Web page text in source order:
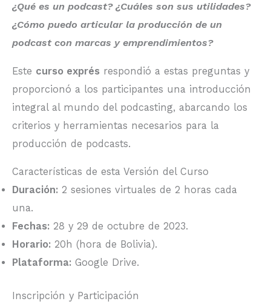
¿Qué es un podcast? ¿Cuáles son sus utilidades?
¿Cómo puedo articular la producción de un
podcast con marcas y emprendimientos?
Este curso exprés respondió a estas preguntas y
proporcionó a los participantes una introducción
integral al mundo del podcasting, abarcando los
criterios y herramientas necesarios para la
producción de podcasts.
Características de esta Versión del Curso
Duración: 2 sesiones virtuales de 2 horas cada
una.
Fechas: 28 y 29 de octubre de 2023.
Horario: 20h (hora de Bolivia).
Plataforma: Google Drive.
Inscripción y Participación